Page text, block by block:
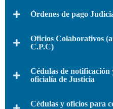
Órdenes de pago
Oficios Colaborativos
C.P.C)
Cédulas de
oficialía de Justicia
Cédulas y oficios para